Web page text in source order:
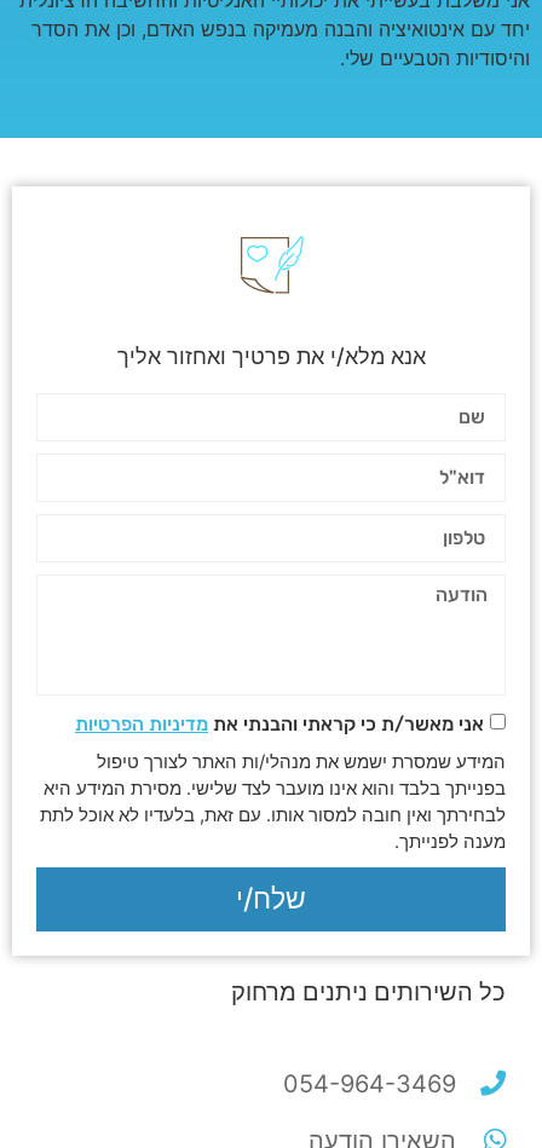
יחד עם אינטואיציה והבנה מעמיקה בנפש האדם, וכן את הסדר
והיסודיות הטבעיים שלי.
כל השירותים ניתנים מרחוק
054-964-3469
השאירו הודעה
אנא מלא/י את פרטיך ואחזור אליך
אני מאשר/ת כי קראתי והבנתי את מדיניות הפרטיות
המידע שמסרת ישמש את מנהלי/ות האתר לצורך טיפול
בפנייתך בלבד והוא אינו מועבר לצד שלישי. מסירת המידע היא
לבחירתך ואין חובה למסור אותו. עם זאת, בלעדיו לא אוכל לתת
מענה לפנייתך.
שלח/י